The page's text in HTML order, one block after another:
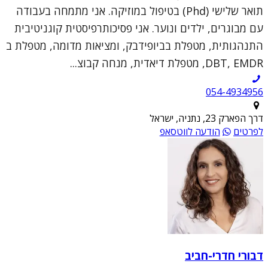
תואר שלישי (Phd) בטיפול במוזיקה. אני מתמחה בעבודה
עם מבוגרים, ילדים ונוער. אני פסיכותרפיסטית קוגניטיבית
התנהגותית, מטפלת בביופידבק, ומציאות מדומה, מטפלת ב
DBT, EMDR, מטפלת דיאדית, מנחה קבוצ...
054-4934956
דרך הפארק 23, נתניה, ישראל
לפרטים
הודעה לווטסאפ
דבורי חדרי-חביב